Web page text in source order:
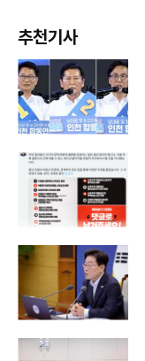
추천기사